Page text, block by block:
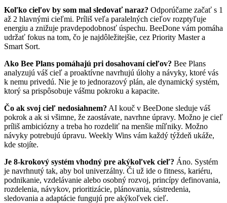
Koľko cieľov by som mal sledovať naraz? Odporúčame začať s 1
až 2 hlavnými cieľmi. Príliš veľa paralelných cieľov rozptyľuje
energiu a znižuje pravdepodobnosť úspechu. BeeDone vám pomáha
udržať fokus na tom, čo je najdôležitejšie, cez Priority Master a
Smart Sort.
Ako Bee Plans pomáhajú pri dosahovaní cieľov? Bee Plans
analyzujú váš cieľ a proaktívne navrhujú úlohy a návyky, ktoré vás
k nemu privedú. Nie je to jednorazový plán, ale dynamický systém,
ktorý sa prispôsobuje vášmu pokroku a kapacite.
Čo ak svoj cieľ nedosiahnem? AI kouč v BeeDone sleduje váš
pokrok a ak si všimne, že zaostávate, navrhne úpravy. Možno je cieľ
príliš ambiciózny a treba ho rozdeliť na menšie míľniky. Možno
návyky potrebujú úpravu. Weekly Wins vám každý týždeň ukáže,
kde stojíte.
Je 8-krokový systém vhodný pre akýkoľvek cieľ? Áno. Systém
je navrhnutý tak, aby bol univerzálny. Či už ide o fitness, kariéru,
podnikanie, vzdelávanie alebo osobný rozvoj, princípy definovania,
rozdelenia, návykov, prioritizácie, plánovania, sústredenia,
sledovania a adaptácie fungujú pre akýkoľvek cieľ.